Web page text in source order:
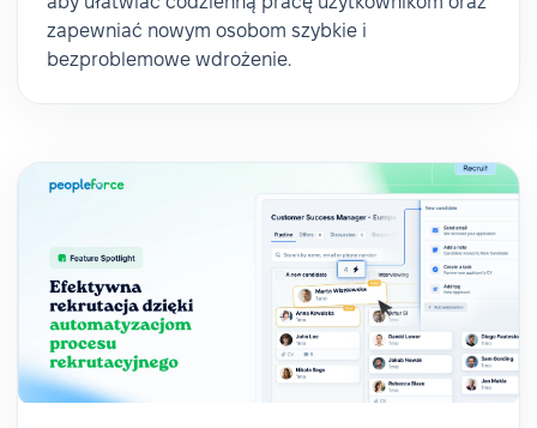
zapewniać nowym osobom szybkie i
bezproblemowe wdrożenie.